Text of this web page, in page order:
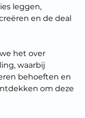
leggen,
en de deal
het over
waarbij
behoeften en
om deze